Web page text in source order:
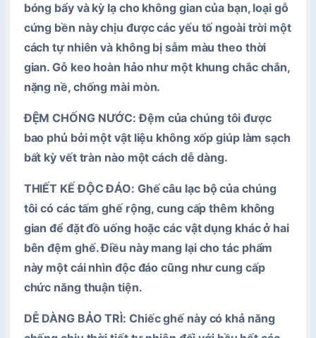
bóng bẩy và kỳ lạ cho không gian của bạn, loại gỗ
cứng bền này chịu được các yếu tố ngoài trời một
cách tự nhiên và không bị sẫm màu theo thời
gian. Gỗ keo hoàn hảo như một khung chắc chắn,
nặng nề, chống mài mòn.
ĐỆM CHỐNG NƯỚC: Đệm của chúng tôi được
bao phủ bởi một vật liệu không xốp giúp làm sạch
bất kỳ vết tràn nào một cách dễ dàng.
THIẾT KẾ ĐỘC ĐÁO: Ghế câu lạc bộ của chúng
tôi có các tấm ghế rộng, cung cấp thêm không
gian để đặt đồ uống hoặc các vật dụng khác ở hai
bên đệm ghế. Điều này mang lại cho tác phẩm
này một cái nhìn độc đáo cũng như cung cấp
chức năng thuận tiện.
DỄ DÀNG BẢO TRÌ: Chiếc ghế này có khả năng